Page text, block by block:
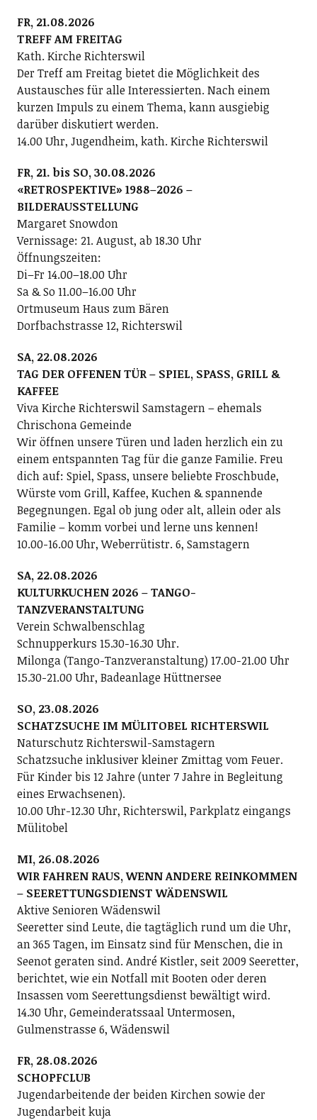
FR, 21.08.2026
TREFF AM FREITAG
Kath. Kirche Richterswil
Der Treff am Freitag bietet die Möglichkeit des
Austausches für alle Interessierten. Nach einem
kurzen Impuls zu einem Thema, kann ausgiebig
darüber diskutiert werden.
14.00 Uhr, Jugendheim, kath. Kirche Richterswil
FR, 21. bis SO, 30.08.2026
«RETROSPEKTIVE» 1988–2026 –
BILDERAUSSTELLUNG
Margaret Snowdon
Vernissage: 21. August, ab 18.30 Uhr
Öffnungszeiten:
Di–Fr 14.00–18.00 Uhr
Sa & So 11.00–16.00 Uhr
Ortmuseum Haus zum Bären
Dorfbachstrasse 12, Richterswil
SA, 22.08.2026
TAG DER OFFENEN TÜR – SPIEL, SPASS, GRILL &
KAFFEE
Viva Kirche Richterswil Samstagern – ehemals
Chrischona Gemeinde
Wir öffnen unsere Türen und laden herzlich ein zu
einem entspannten Tag für die ganze Familie. Freu
dich auf: Spiel, Spass, unsere beliebte Froschbude,
Würste vom Grill, Kaffee, Kuchen & spannende
Begegnungen. Egal ob jung oder alt, allein oder als
Familie – komm vorbei und lerne uns kennen!
10.00-16.00 Uhr, Weberrütistr. 6, Samstagern
SA, 22.08.2026
KULTURKUCHEN 2026 – TANGO-
TANZVERANSTALTUNG
Verein Schwalbenschlag
Schnupperkurs 15.30-16.30 Uhr.
Milonga (Tango-Tanzveranstaltung) 17.00-21.00 Uhr
15.30-21.00 Uhr, Badeanlage Hüttnersee
SO, 23.08.2026
SCHATZSUCHE IM MÜLITOBEL RICHTERSWIL
Naturschutz Richterswil-Samstagern
Schatzsuche inklusiver kleiner Zmittag vom Feuer.
Für Kinder bis 12 Jahre (unter 7 Jahre in Begleitung
eines Erwachsenen).
10.00 Uhr-12.30 Uhr, Richterswil, Parkplatz eingangs
Mülitobel
MI, 26.08.2026
WIR FAHREN RAUS, WENN ANDERE REINKOMMEN
– SEERETTUNGSDIENST WÄDENSWIL
Aktive Senioren Wädenswil
Seeretter sind Leute, die tagtäglich rund um die Uhr,
an 365 Tagen, im Einsatz sind für Menschen, die in
Seenot geraten sind. André Kistler, seit 2009 Seeretter,
berichtet, wie ein Notfall mit Booten oder deren
Insassen vom Seerettungsdienst bewältigt wird.
14.30 Uhr, Gemeinderatssaal Untermosen,
Gulmenstrasse 6, Wädenswil
FR, 28.08.2026
SCHOPFCLUB
Jugendarbeitende der beiden Kirchen sowie der
Jugendarbeit kuja